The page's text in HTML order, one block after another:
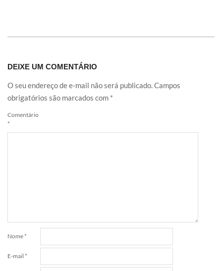
DEIXE UM COMENTÁRIO
O seu endereço de e-mail não será publicado.Campos
obrigatórios são marcados com *
Comentário
*
Nome *
E-mail *